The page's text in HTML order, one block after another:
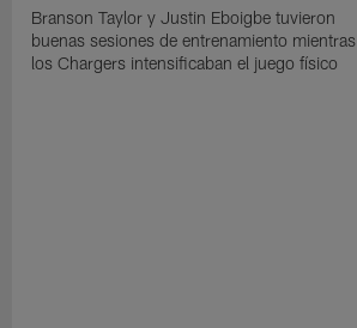
Branson Taylor y Justin Eboigbe tuvieron
buenas sesiones de entrenamiento mientras
los Chargers intensificaban el juego físico